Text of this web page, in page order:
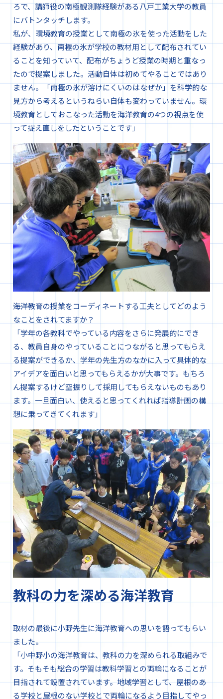
ろで、講師役の南極観測隊経験がある八戸工業大学の教員
にバトンタッチします。
私が、環境教育の授業として南極の氷を使った活動をした
経験があり、南極の氷が学校の教材用として配布されてい
ることを知っていて、配布がちょうど授業の時期と重なっ
たので提案しました。活動自体は初めてやることではあり
ません。「南極の氷が溶けにくいのはなぜか」を科学的な
見方から考えるというねらい自体も変わっていません。環
境教育としておこなった活動を海洋教育の4つの視点を使
って捉え直しをしたということです」
―――海洋教育の授業をコーディネートする工夫としてどのよう
なことをされてますか？
「学年の各教科でやっている内容をさらに発展的にでき
る、教員自身のやっていることにつながると思ってもらえ
る提案ができるか、学年の先生方のなかに入って具体的な
アイデアを面白いと思ってもらえるかが大事です。もちろ
ん提案するけど空振りして採用してもらえないものもあり
ます。一旦面白い、使えると思ってくれれば指導計画の構
想に乗ってきてくれます」
教科の力を深める海洋教育
取材の最後に小野先生に海洋教育への思いを語ってもらい
ました。
「小中野小の海洋教育は、教科の力を深められる取組みで
す。そもそも総合の学習は教科学習との両輪になることが
目指されて設置されています。地域学習として、屋根のあ
る学校と屋根のない学校とで両輪になるよう目指してやっ